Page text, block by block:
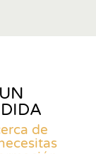
de